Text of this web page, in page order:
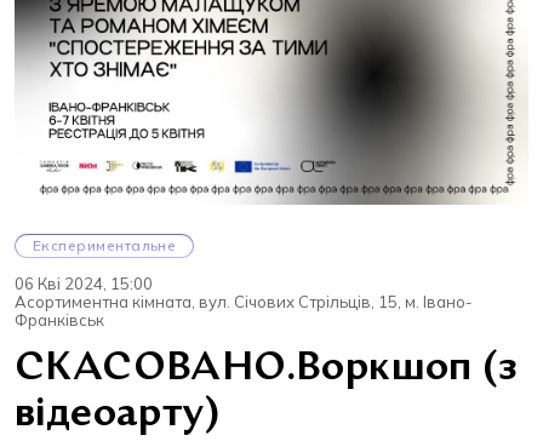
Експериментальне
06 Кві 2024, 15:00
Асортиментна кімната, вул. Січових Стрільців, 15, м. Івано-
Франківськ
СКАСОВАНО.Воркшоп (з
відеоарту)